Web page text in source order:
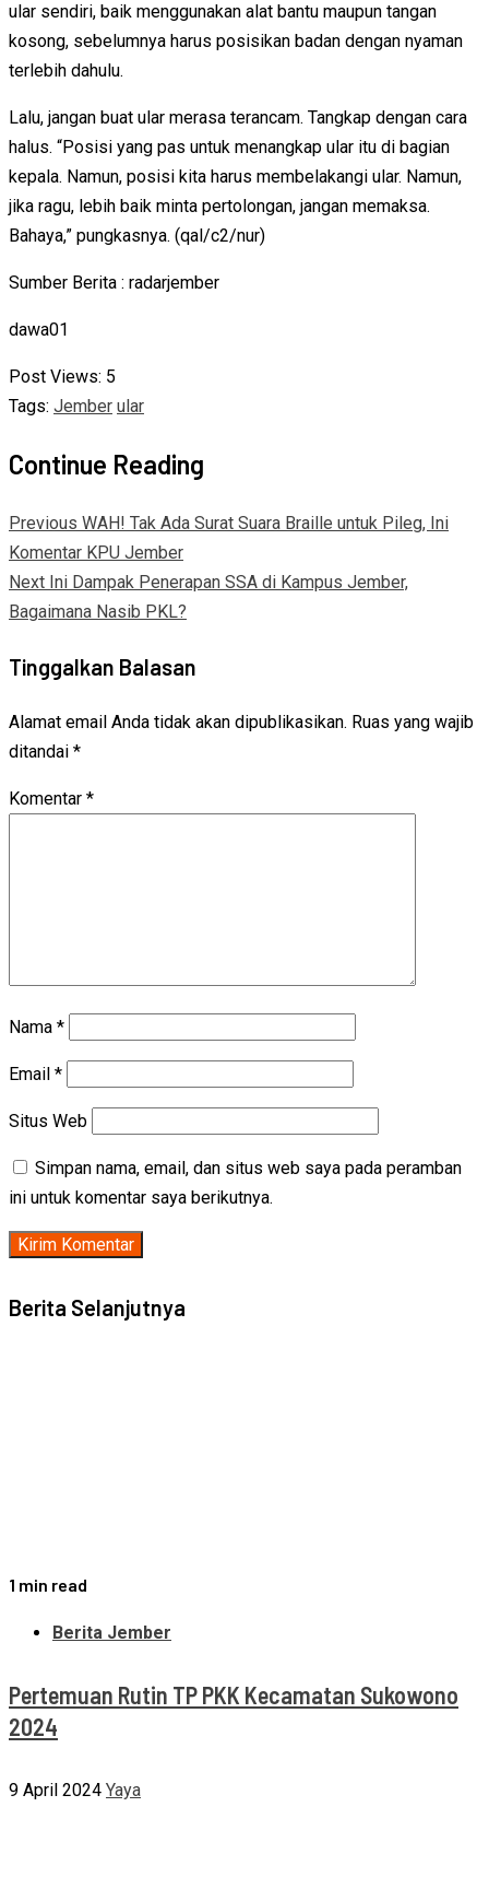
ular sendiri, baik menggunakan alat bantu maupun tangan
kosong, sebelumnya harus posisikan badan dengan nyaman
terlebih dahulu.
Lalu, jangan buat ular merasa terancam. Tangkap dengan cara
halus. “Posisi yang pas untuk menangkap ular itu di bagian
kepala. Namun, posisi kita harus membelakangi ular. Namun,
jika ragu, lebih baik minta pertolongan, jangan memaksa.
Bahaya,” pungkasnya. (qal/c2/nur)
Sumber Berita : radarjember
dawa01
Post Views: 5
Tags: Jember ular
Continue Reading
Previous WAH! Tak Ada Surat Suara Braille untuk Pileg, Ini
Komentar KPU Jember
Next Ini Dampak Penerapan SSA di Kampus Jember,
Bagaimana Nasib PKL?
Tinggalkan Balasan
Alamat email Anda tidak akan dipublikasikan. Ruas yang wajib
ditandai *
Komentar *
Nama *
Email *
Situs Web
Simpan nama, email, dan situs web saya pada peramban
ini untuk komentar saya berikutnya.
Berita Selanjutnya
1 min read
Berita Jember
Pertemuan Rutin TP PKK Kecamatan Sukowono
2024
9 April 2024 Yaya